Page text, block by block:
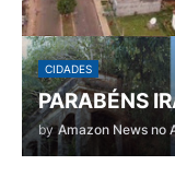
CIDADES
PARABÉNS
by Amazon News no